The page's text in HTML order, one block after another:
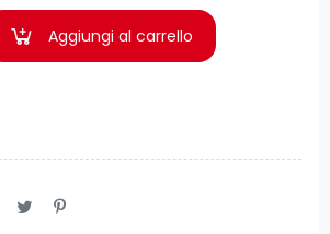
Aggiungi al carrello